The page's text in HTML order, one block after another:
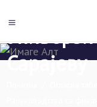
Сарајеву